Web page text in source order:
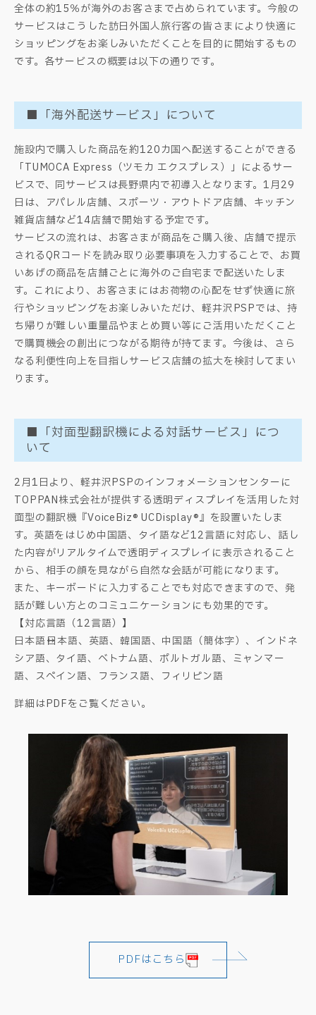
全体の約15％が海外のお客さまで占められています。今般の
サービスはこうした訪日外国人旅行客の皆さまにより快適に
ショッピングをお楽しみいただくことを目的に開始するもの
です。各サービスの概要は以下の通りです。
■「海外配送サービス」について
施設内で購入した商品を約120カ国へ配送することができる
「TUMOCA Express（ツモカ エクスプレス）」によるサー
ビスで、同サービスは長野県内で初導入となります。1月29
日は、アパレル店舗、スポーツ・アウトドア店舗、キッチン
雑貨店舗など14店舗で開始する予定です。
サービスの流れは、お客さまが商品をご購入後、店舗で提示
されるQRコードを読み取り必要事項を入力することで、お買
いあげの商品を店舗ごとに海外のご自宅まで配送いたしま
す。これにより、お客さまにはお荷物の心配をせず快適に旅
行やショッピングをお楽しみいただけ、軽井沢PSPでは、持
ち帰りが難しい重量品やまとめ買い等にご活用いただくこと
で購買機会の創出につながる期待が持てます。今後は、さら
なる利便性向上を目指しサービス店舗の拡大を検討してまい
ります。
■「対面型翻訳機による対話サービス」につ
いて
2月1日より、軽井沢PSPのインフォメーションセンターに
TOPPAN株式会社が提供する透明ディスプレイを活用した対
面型の翻訳機『VoiceBiz® UCDisplay®』を設置いたしま
す。英語をはじめ中国語、タイ語など12言語に対応し、話し
た内容がリアルタイムで透明ディスプレイに表示されること
から、相手の顔を見ながら自然な会話が可能になります。
また、キーボードに入力することでも対応できますので、発
話が難しい方とのコミュニケーションにも効果的です。
【対応言語（12言語）】
日本語←→日本語、英語、韓国語、中国語（簡体字）、インドネ
シア語、タイ語、ベトナム語、ポルトガル語、ミャンマー
語、スペイン語、フランス語、フィリピン語
詳細はPDFをご覧ください。
PDFはこちら